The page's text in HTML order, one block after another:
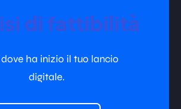
di fattibilità
ha inizio il tuo lancio
digitale.